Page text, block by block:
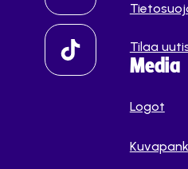
Tilaa
Media
Logot